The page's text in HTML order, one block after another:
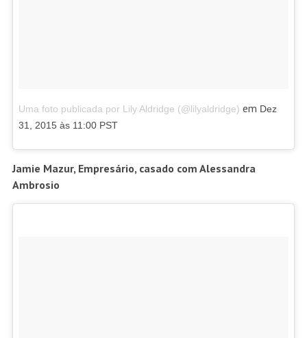
Uma foto publicada por Lily Aldridge (@lilyaldridge) em Dez
31, 2015 às 11:00 PST
Jamie Mazur, Empresário, casado com Alessandra
Ambrosio